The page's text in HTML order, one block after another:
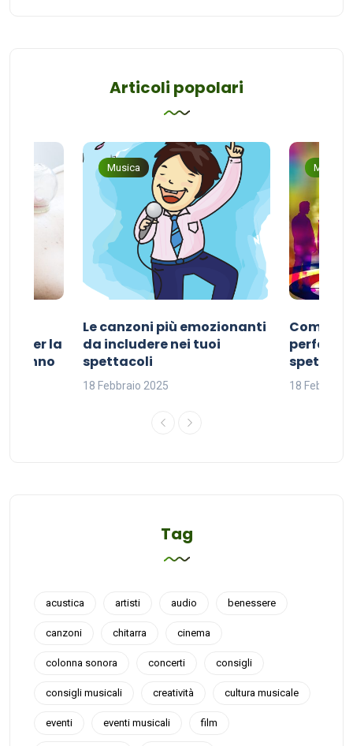
Articoli popolari
per la
sonno
Musica
Le canzoni più emozionanti
da includere nei tuoi
spettacoli
18 Febbraio 2025
Musica
Come
perfetta
18 Febbraio
Tag
acustica artisti audio benessere
canzoni chitarra cinema
colonna sonora concerti consigli
consigli musicali creatività cultura musicale
eventi eventi musicali film